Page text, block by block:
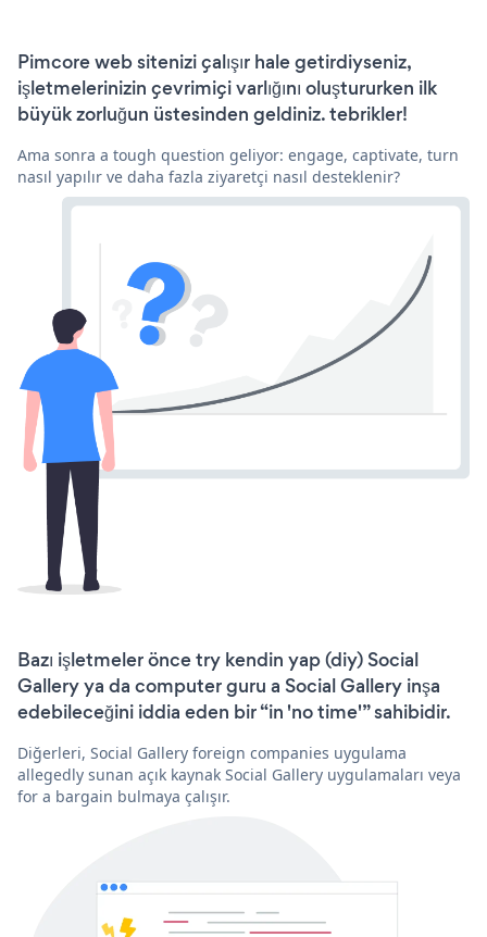
Pimcore web sitenizi çalışır hale getirdiyseniz,
işletmelerinizin çevrimiçi varlığını oluştururken ilk
büyük zorluğun üstesinden geldiniz. tebrikler!
Ama sonra a tough question geliyor: engage, captivate, turn
nasıl yapılır ve daha fazla ziyaretçi nasıl desteklenir?
Bazı işletmeler önce try kendin yap (diy) Social
Gallery ya da computer guru a Social Gallery inşa
edebileceğini iddia eden bir “in 'no time'” sahibidir.
Diğerleri, Social Gallery foreign companies uygulama
allegedly sunan açık kaynak Social Gallery uygulamaları veya
for a bargain bulmaya çalışır.